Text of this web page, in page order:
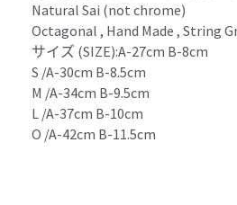
Natural Sai (not chrome)
Octagonal , Hand Made , String
サイズ (SIZE):A-27cm B-8cm
S /A-30cm B-8.5cm
M /A-34cm B-9.5cm
L /A-37cm B-10cm
O /A-42cm B-11.5cm